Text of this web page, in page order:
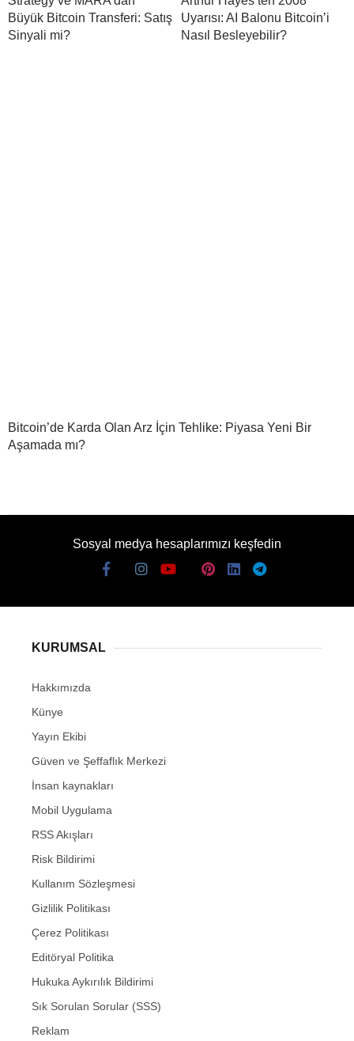
Büyük Bitcoin Transferi: Satış
Sinyali mi?
Uyarısı: AI Balonu Bitcoin’i
Nasıl Besleyebilir?
Bitcoin’de Karda Olan Arz İçin Tehlike: Piyasa Yeni Bir
Aşamada mı?
Sosyal medya hesaplarımızı keşfedin
KURUMSAL
Hakkımızda
Künye
Yayın Ekibi
Güven ve Şeffaflık Merkezi
İnsan kaynakları
Mobil Uygulama
RSS Akışları
Risk Bildirimi
Kullanım Sözleşmesi
Gizlilik Politikası
Çerez Politikası
Editöryal Politika
Hukuka Aykırılık Bildirimi
Sık Sorulan Sorular (SSS)
Reklam